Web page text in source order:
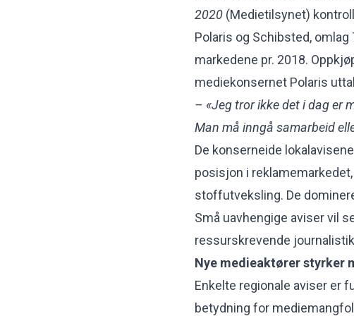
2020 (Medietilsynet)
Polaris og Schibsted, omlag
markedene pr. 2018.
mediekonsernet Polaris
– «Jeg tror ikke det i dag er
Man må inngå samarbeid
De konserneide
posisjon i
stoffutveksling. De
Små uavhengige aviser vil
ressurskrevende
Nye medieaktører styrker
Enkelte regionale aviser er
betydning for